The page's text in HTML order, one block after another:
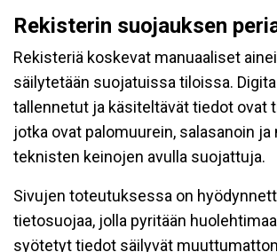
Rekisterin suojauksen
Rekisteriä koskevat manuaaliset
säilytetään suojatuissa tiloissa.
tallennetut ja käsiteltävät tiedot ovat
jotka ovat palomuurein, salasanoin ja
teknisten keinojen avulla suojattuja.
Sivujen toteutuksessa on
tietosuojaa, jolla pyritään
syötetyt tiedot säilyvät